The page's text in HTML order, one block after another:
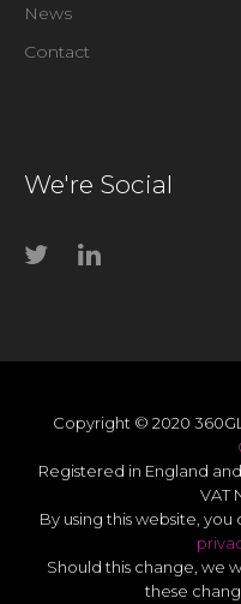
News
Contact
We're Social
Copyright © 2020
Registered in England and
VAT
By using this website,
Should this change, we
these